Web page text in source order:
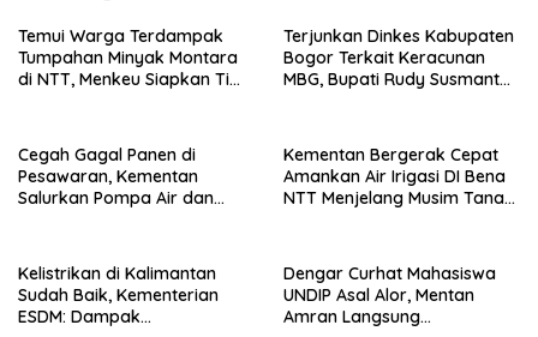
Temui Warga Terdampak
Tumpahan Minyak Montara
di NTT, Menkeu Siapkan Tim
Terjunkan Dinkes Kabupaten
Bogor Terkait Keracunan
MBG, Bupati Rudy Susmanto:
Lab
Cegah Gagal Panen di
Pesawaran, Kementan
Salurkan Pompa Air dan
Kementan Bergerak Cepat
Amankan Air Irigasi DI Bena
NTT Menjelang Musim Tanam
Kelistrikan di Kalimantan
Sudah Baik, Kementerian
ESDM: Dampak
Dengar Curhat Mahasiswa
UNDIP Asal Alor, Mentan
Amran Langsung